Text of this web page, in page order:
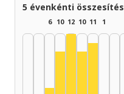
5 évenkénti összesítés
6 10 12 10 11 1